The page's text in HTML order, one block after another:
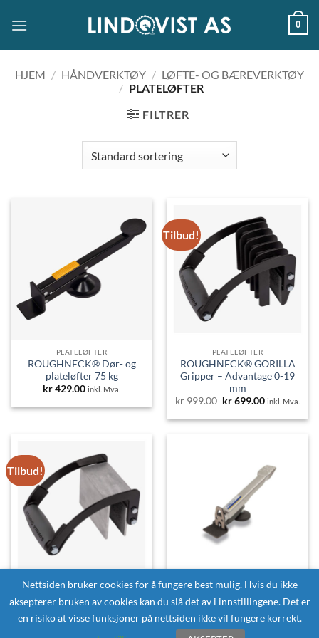
0
HJEM / HÅNDVERKTØY / LØFTE- OG BÆREVERKTØY
/ PLATELØFTER
FILTRER
PLATELØFTER
ROUGHNECK® Dør- og
plateløfter 75 kg
kr429.00 inkl. Mva.
Tilbud!
PLATELØFTER
ROUGHNECK® GORILLA
Gripper – Advantage 0-19
mm
kr999.00 Opprinnelig
var:
kr699.00Nåværende
er:
inkl. Mva.
Tilbud!
PLATELØFTER
ROUGHNECK® GORILLA
mm
Opprinnelig
PLATELØFTER
Virutex Dørløfter Proff –
kr890.00 inkl. Mva.
Nettsiden bruker cookies for å fungere best mulig. Hvis du ikke
aksepterer bruken av cookies kan du slå det av i innstillingene. Det er
en risiko at visse funksjoner på nettsiden ikke vil fungere korrekt.